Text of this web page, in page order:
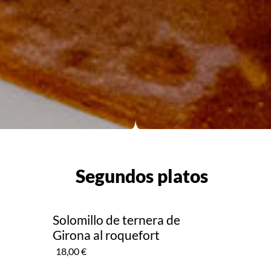
Segundos platos
Solomillo de ternera de
Girona al roquefort
18,00 €